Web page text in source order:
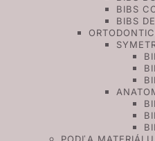
BIBS
BIBS